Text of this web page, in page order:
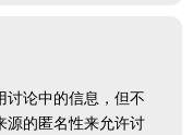
讨论中的信息，但不
源的匿名性来允许讨